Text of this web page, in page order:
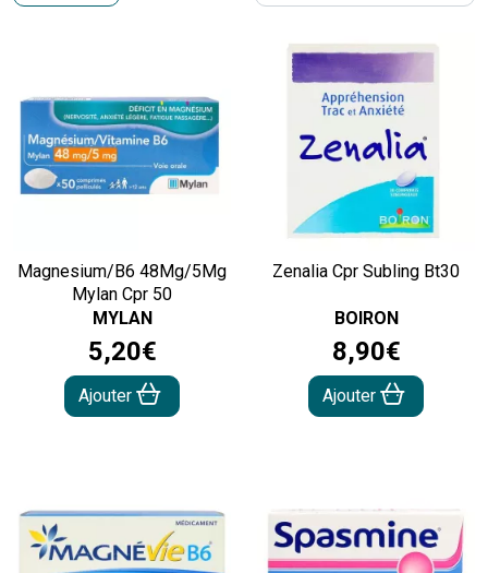
Magnesium/B6 48Mg/5Mg
Mylan Cpr 50
MYLAN
5,20€
Ajouter
Zenalia Cpr Subling Bt30
BOIRON
8,90€
Ajouter